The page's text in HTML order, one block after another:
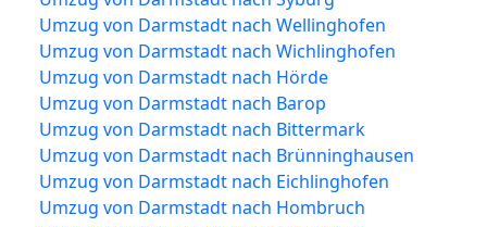
Umzug von Darmstadt nach Wellinghofen
Umzug von Darmstadt nach Wichlinghofen
Umzug von Darmstadt nach Hörde
Umzug von Darmstadt nach Barop
Umzug von Darmstadt nach Bittermark
Umzug von Darmstadt nach Brünninghausen
Umzug von Darmstadt nach Eichlinghofen
Umzug von Darmstadt nach Hombruch